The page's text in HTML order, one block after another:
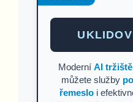
Moderní AI tržiště
můžete služby
řemesloi